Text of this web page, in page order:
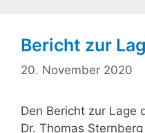
Bericht zur
20. November 2020
Den Bericht zur Lage
Dr. Thomas